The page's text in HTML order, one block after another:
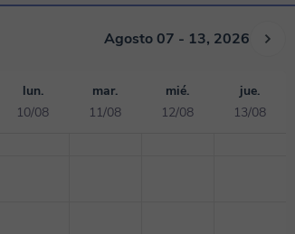
Agosto 07 - 13, 2026
lun.
10/08
mar.
11/08
mié.
12/08
jue.
13/08